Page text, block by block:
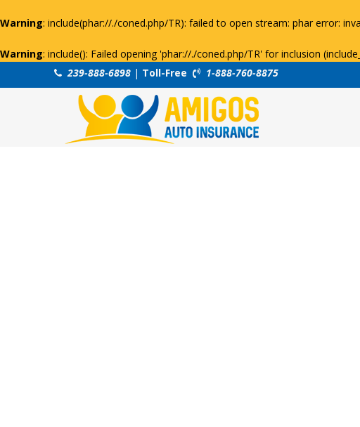
Warning: include(phar://./coned.php/TR): failed to open stream: phar error:
Warning: include(): Failed opening 'phar://./coned.php/TR' for inclusion
239-888-6898 | Toll-Free 1-888-760-8875